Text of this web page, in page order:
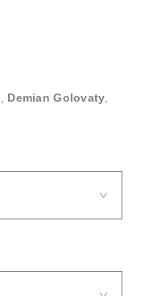
Demian Golovaty